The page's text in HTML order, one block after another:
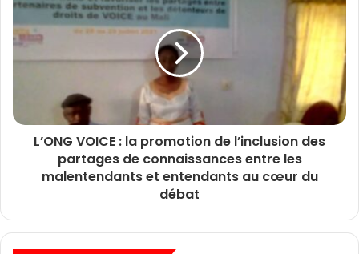
L’ONG VOICE : la promotion de l’inclusion des
partages de connaissances entre les
malentendants et entendants au cœur du
débat